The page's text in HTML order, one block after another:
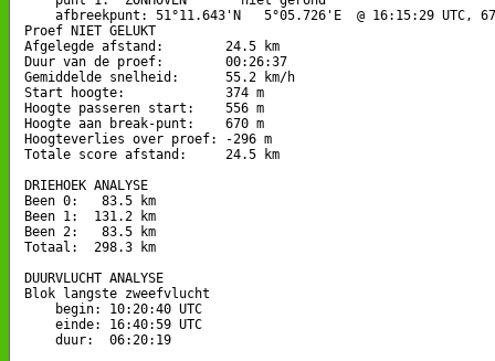
afbreekpunt: 51°11.643'N   5°05.726'E  @ 16:15:29 UTC,
Proef NIET GELUKT
Afgelegde afstand:        24.5 km
Duur van de proef:        00:26:37
Gemiddelde snelheid:      55.2 km/h
Start hoogte:             374 m
Hoogte passeren start:    556 m
Hoogte aan break-punt:    670 m
Hoogteverlies over proef: -296 m
Totale score afstand:     24.5 km
DRIEHOEK ANALYSE
Been 0:   83.5 km
Been 1:  131.2 km
Been 2:   83.5 km
Totaal:  298.3 km
DUURVLUCHT ANALYSE
Blok langste zweefvlucht
    begin: 10:20:40 UTC
    einde: 16:40:59 UTC
    duur:  06:20:19